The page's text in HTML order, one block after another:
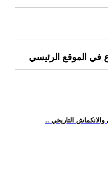
في الموقع الرئيسي
والانكماش التاريخي